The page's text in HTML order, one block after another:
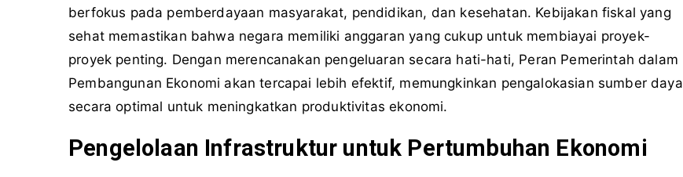
berfokus pada pemberdayaan masyarakat, pendidikan, dan kesehatan. Kebijakan fiskal yang
sehat memastikan bahwa negara memiliki anggaran yang cukup untuk membiayai proyek-
proyek penting. Dengan merencanakan pengeluaran secara hati-hati, Peran Pemerintah dalam
Pembangunan Ekonomi akan tercapai lebih efektif, memungkinkan pengalokasian sumber daya
secara optimal untuk meningkatkan produktivitas ekonomi.
Pengelolaan Infrastruktur untuk Pertumbuhan Ekonomi